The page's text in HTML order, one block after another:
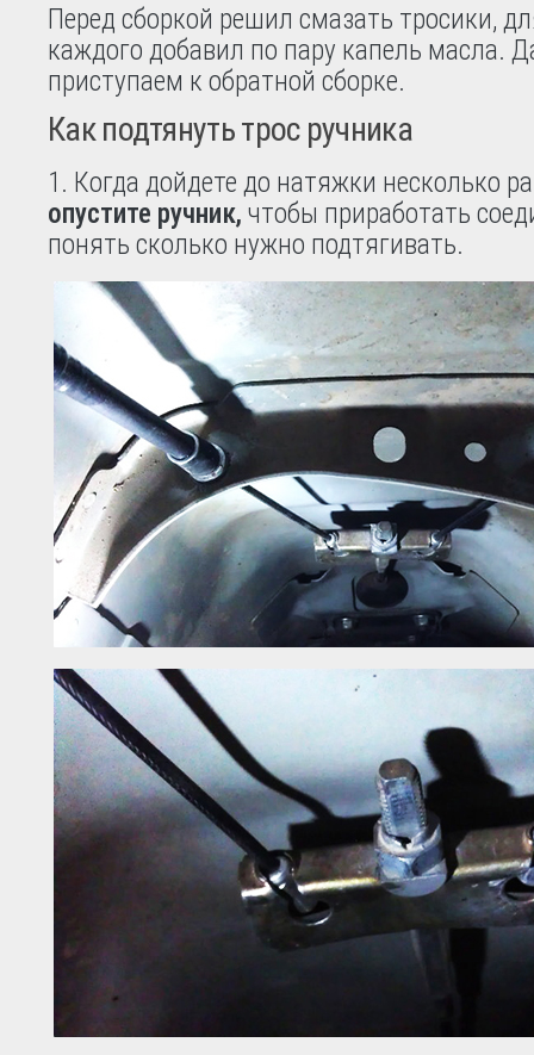
Перед сборкой решил смазать тросики,
каждого добавил по пару капель масла.
приступаем к обратной сборке.
Как подтянуть трос ручника
1. Когда дойдете до натяжки несколько
опустите ручник, чтобы приработать
понять сколько нужно подтягивать.